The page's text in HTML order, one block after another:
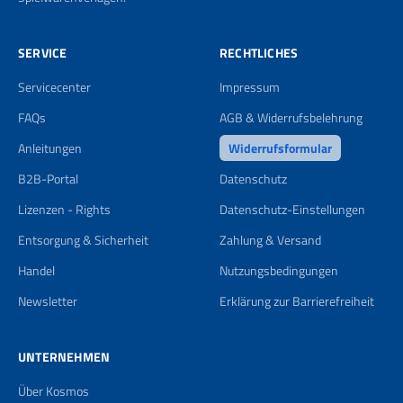
SERVICE
Servicecenter
FAQs
Anleitungen
B2B-Portal
Lizenzen - Rights
Entsorgung & Sicherheit
Handel
Newsletter
RECHTLICHES
Impressum
AGB & Widerrufsbelehrung
Widerrufsformular
Datenschutz
Datenschutz-Einstellungen
Zahlung & Versand
Nutzungsbedingungen
Erklärung zur Barrierefreiheit
UNTERNEHMEN
Über Kosmos